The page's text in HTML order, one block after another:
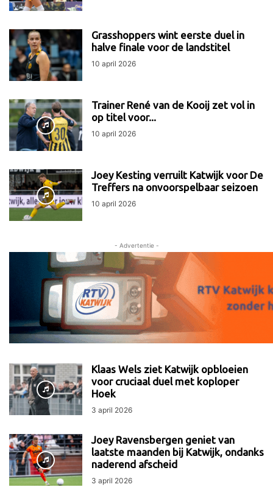
Grasshoppers wint eerste duel in
halve finale voor de landstitel
10 april 2026
Trainer René van de Kooij zet vol in
op titel voor...
10 april 2026
Joey Kesting verruilt Katwijk voor De
Treffers na onvoorspelbaar seizoen
10 april 2026
- Advertentie -
Klaas Wels ziet Katwijk opbloeien
voor cruciaal duel met koploper
Hoek
3 april 2026
Joey Ravensbergen geniet van
laatste maanden bij Katwijk, ondanks
naderend afscheid
3 april 2026